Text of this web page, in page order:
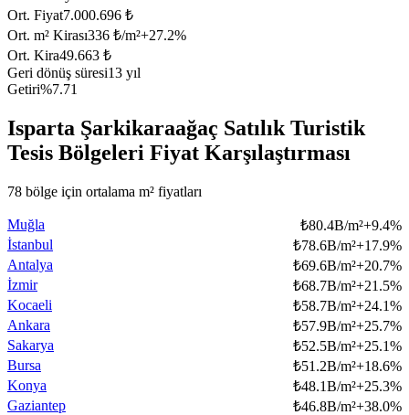
Ort. Fiyat7.000.696 ₺
Ort. m² Kirası336 ₺/m²+27.2%
Ort. Kira49.663 ₺
Geri dönüş süresi13 yıl
Getiri%7.71
Isparta Şarkikaraağaç Satılık Turistik
Tesis Bölgeleri Fiyat Karşılaştırması
78 bölge için ortalama m² fiyatları
Muğla ₺80.4B/m²+9.4%
İstanbul
₺78.6B/m²+17.9%
Antalya
₺69.6B/m²+20.7%
İzmir
₺68.7B/m²+21.5%
Kocaeli
₺58.7B/m²+24.1%
Ankara
₺57.9B/m²+25.7%
Sakarya
₺52.5B/m²+25.1%
Bursa
₺51.2B/m²+18.6%
Konya
₺48.1B/m²+25.3%
Gaziantep
₺46.8B/m²+38.0%